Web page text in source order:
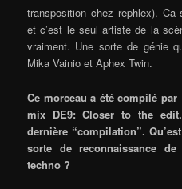
transposition chez rephlex). Ca
et c’est le seul artiste de la
vraiment. Une sorte de génie
Mika Vainio et Aphex Twin.
Ce morceau a été compilé
mix DE9: Closer to the
dernière “compilation”.
sorte de reconnaissance
techno ?